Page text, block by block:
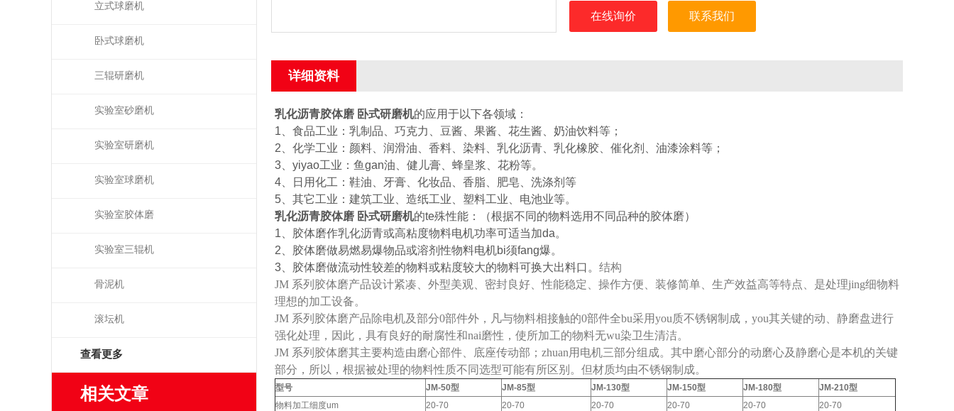
立式球磨机
卧式球磨机
三辊研磨机
实验室砂磨机
实验室研磨机
实验室球磨机
实验室胶体磨
实验室三辊机
骨泥机
滚坛机
查看更多
相关文章
chao微粉碎、分散、乳化、均质、混合等效能。
在线询价 联系我们
详细资料
乳化沥青胶体磨 卧式研磨机的应用于以下各领域：
1、食品工业：乳制品、巧克力、豆酱、果酱、花生酱、奶油饮料等；
2、化学工业：颜料、润滑油、香料、染料、乳化沥青、乳化橡胶、催化剂、油漆涂料等；
3、yiyao工业：鱼gan油、健儿膏、蜂皇浆、花粉等。
4、日用化工：鞋油、牙膏、化妆品、香脂、肥皂、洗涤剂等
5、其它工业：建筑工业、造纸工业、塑料工业、电池业等。
乳化沥青胶体磨 卧式研磨机的te殊性能：（根据不同的物料选用不同品种的胶体磨）
1、胶体磨作乳化沥青或高粘度物料电机功率可适当加da。
2、胶体磨做易燃易爆物品或溶剂性物料电机bi须fang爆。
3、胶体磨做流动性较差的物料或粘度较大的物料可换大出料口。 结构
JM 系列胶体磨产品设计紧凑、外型美观、密封良好、性能稳定、操作方便、装修简单、生产效益高等特点、是处理jing细物料
理想的加工设备。
JM 系列胶体磨产品除电机及部分0部件外，凡与物料相接触的0部件全bu采用you质不锈钢制成，you其关键的动、静磨盘进行
强化处理，因此，具有良好的耐腐性和nai磨性，使所加工的物料无wu染卫生清洁。
JM 系列胶体磨其主要构造由磨心部件、底座传动部；zhuan用电机三部分组成。其中磨心部分的动磨心及静磨心是本机的关键
部分，所以，根据被处理的物料性质不同选型可能有所区别。但材质均由不锈钢制成。
型号 JM-50型 JM-85型 JM-130型 JM-150型 JM-180型
JM-210型
物料加工细度um
20-70 20-70 20-70 20-70 20-70
20-70